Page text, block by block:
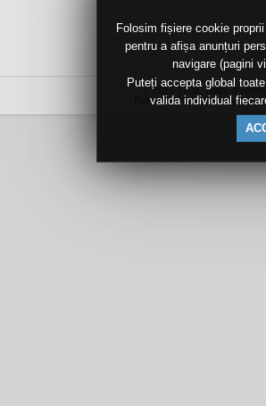
Folosim fișiere cookie
pentru a afișa anunțuri
navigare (pagini
Puteți accepta global
valida individual
© 2013-2228, Toate
Bulevardul Independenței 1,